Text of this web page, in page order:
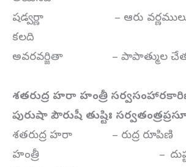
షడ్వర్ణా – ఆరు వర్ణములు
కలది
అవరవర్జితా – పాపాత్ముల చేత
శతరుద్ర హరా హంత్రీ
పురుషా పౌరుషీ తుష్టిః
శతరుద్ర హరా – రుద్ర రూపిణి
హంత్రీ – దుష్టులైన